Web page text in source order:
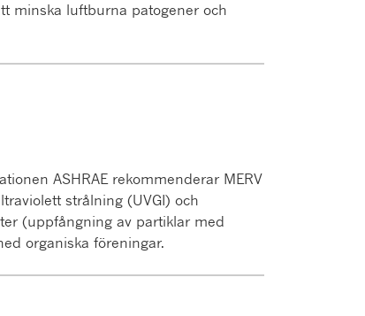
minska luftburna patogener och
ASHRAE rekommenderar MERV
strålning (UVGI) och
(uppfångning av partiklar med
organiska föreningar.